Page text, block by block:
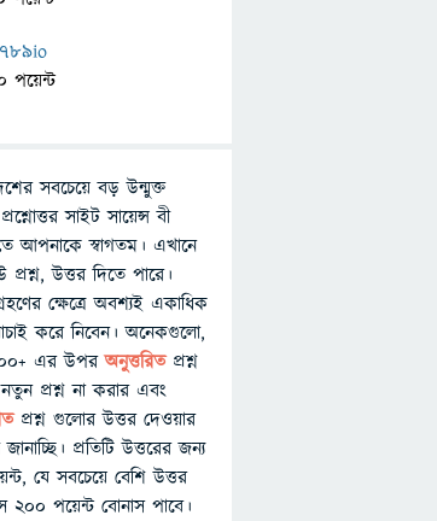
পয়েন্ট
সবচেয়ে বড় উন্মুক্ত
সাইট সায়েন্স বী
আপনাকে স্বাগতম। এখানে
উত্তর দিতে পারে।
ক্ষেত্রে অবশ্যই একাধিক
করে নিবেন। অনেকগুলো,
এর উপরঅনুত্তরিতপ্রশ্ন
প্রশ্ন না করার এবং
প্রশ্ন গুলোর উত্তর দেওয়ার
প্রতিটি উত্তরের জন্য
যে সবচেয়ে বেশি উত্তর
২০০ পয়েন্ট বোনাস পাবে।